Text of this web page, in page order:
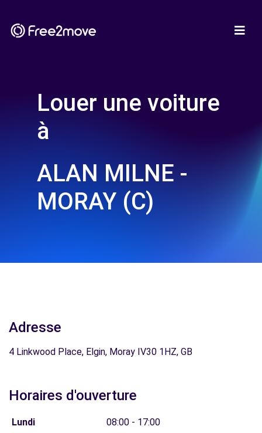
Louer une voiture
à
ALAN MILNE -
MORAY (C)
Adresse
4 Linkwood Place, Elgin, Moray IV30 1HZ, GB
Horaires d'ouverture
Lundi
08:00 - 17:00